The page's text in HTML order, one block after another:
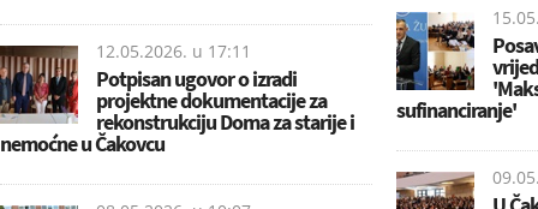
12.05.2026. u 17:11
Potpisan ugovor o izradi
projektne dokumentacije za
rekonstrukciju Doma za starije i
nemoćne u Čakovcu
sufinanciranje'